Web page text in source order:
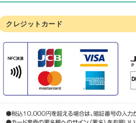
クレジットカード